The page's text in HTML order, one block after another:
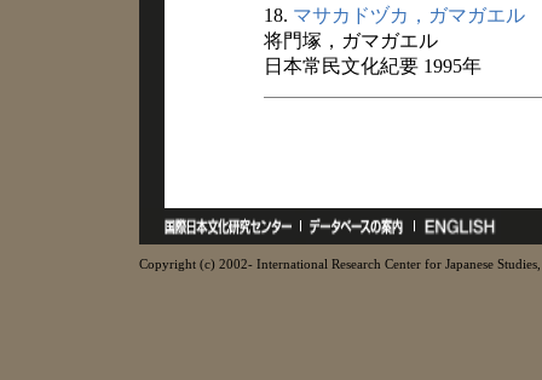
18. マサカドヅカ，ガマガエル
将門塚，ガマガエル
日本常民文化紀要 1995年
Copyright (c) 2002- International Research Center for Japanese